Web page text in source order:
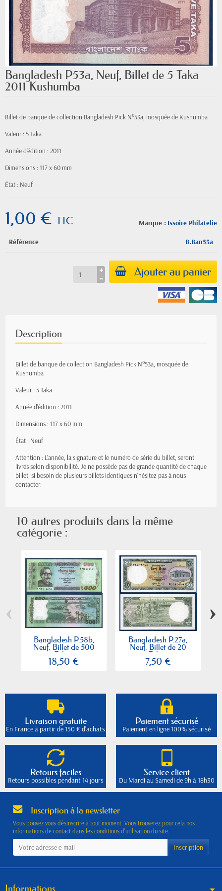
Bangladesh P53a, Neuf, Billet de 5 Taka
2011 Kushumba
Billet de banque de collection Bangladesh Pick N°53a, mosquée de Kushumba
Valeur : 5 Taka
Année d'édition : 2011
Dimensions : 117 x 60 mm
État : Neuf
Marque : Issoire Philatelie
1,00 € TTC
Référence B.Ban53a
Ajouter au panier
Description
Billet de banque de collection Bangladesh Pick N°53a, mosquée de
Kushumba
Valeur : 5 Taka
Année d'édition : 2011
Dimensions : 117 x 60 mm
État : Neuf
Attention : L'année, la signature et le numéro de série du billet, seront
livrés selon disponibilité. Je ne possède pas de grande quantité de chaque
billet, si besoin de plusieurs billets identiques n'hésitez pas à nous
contacter.
10 autres produits dans la même
catégorie :
Bangladesh P.58b,
Neuf, Billet de 500
Taka...
18,50 €
Bangladesh P.27a,
Neuf, Billet de 20
Taka...
7,50 €
‹ ›
Livraison gratuite
En France à partir de 150 € d'achats
Paiement sécurisé
Paiement en ligne 100% sécurisé
Retours faciles
Retours possibles pendant 14 jours
Service client
Du Mardi au Samedi de 9h à 18h30
Inscription à la newsletter
Vous pouvez vous désinscrire à tout moment. Vous trouverez pour cela nos
informations de contact dans les conditions d'utilisation du site.
Informations